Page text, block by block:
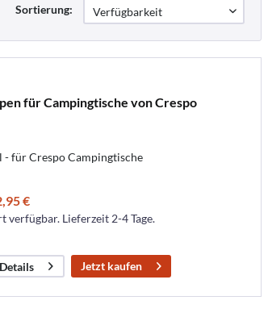
Sortierung:
für Campingtische von Crespo
- für Crespo Campingtische
€
verfügbar. Lieferzeit 2-4 Tage.
Details Jetzt kaufen